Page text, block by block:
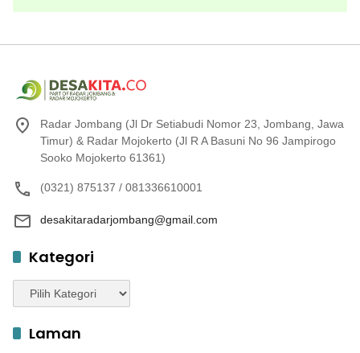
Radar Jombang (Jl Dr Setiabudi Nomor 23, Jombang, Jawa
Timur) & Radar Mojokerto (Jl R A Basuni No 96 Jampirogo
Sooko Mojokerto 61361)
(0321) 875137 / 081336610001
desakitaradarjombang@gmail.com
Kategori
Kategori
Laman